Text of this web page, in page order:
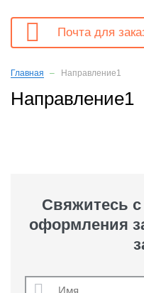
 Почта для
Главная Направление1
Направление1
Свяжитесь
оформления